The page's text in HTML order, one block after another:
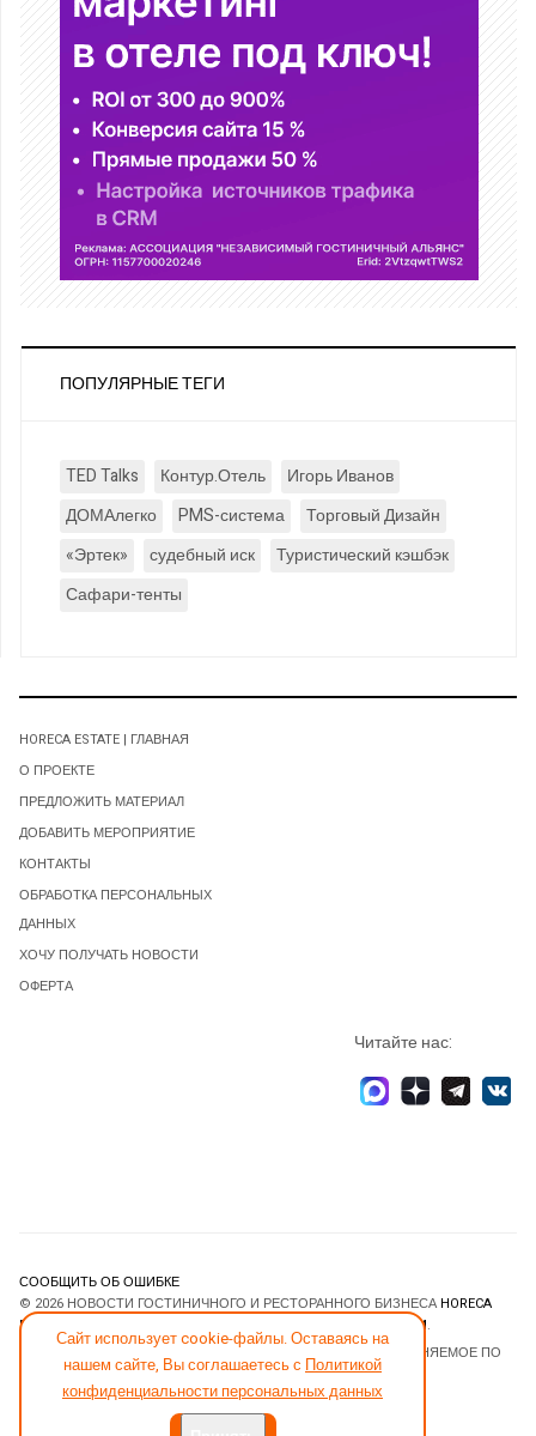
ПОПУЛЯРНЫЕ ТЕГИ
TED Talks Контур.Отель
Игорь Иванов
ДОМАлегко
PMS-система
Торговый Дизайн
«Эртек»
судебный иск
Туристический кэшбэк
Сафари-тенты
Сайт использует cookie-файлы. Оставаясь на
нашем сайте, Вы соглашаетесь с Политикой
конфиденциальности персональных данных
HORECA ESTATE | ГЛАВНАЯ
О ПРОЕКТЕ
ПРЕДЛОЖИТЬ МАТЕРИАЛ
ДОБАВИТЬ МЕРОПРИЯТИЕ
КОНТАКТЫ
ОБРАБОТКА ПЕРСОНАЛЬНЫХ
ДАННЫХ
ХОЧУ ПОЛУЧАТЬ НОВОСТИ
ОФЕРТА
Читайте нас:
СООБЩИТЬ ОБ ОШИБКЕ
© 2026 НОВОСТИ ГОСТИНИЧНОГО И РЕСТОРАННОГО БИЗНЕСА HORECA
ESTATE
JOOMLART.COM.
- ПРОГРАММНОЕ ОБЕСПЕЧЕНИЕ, РАСПРОСТРАНЯЕМОЕ ПО
ЛИЦЕНЗИИGNU GENERAL PUBLIC LICENSE.